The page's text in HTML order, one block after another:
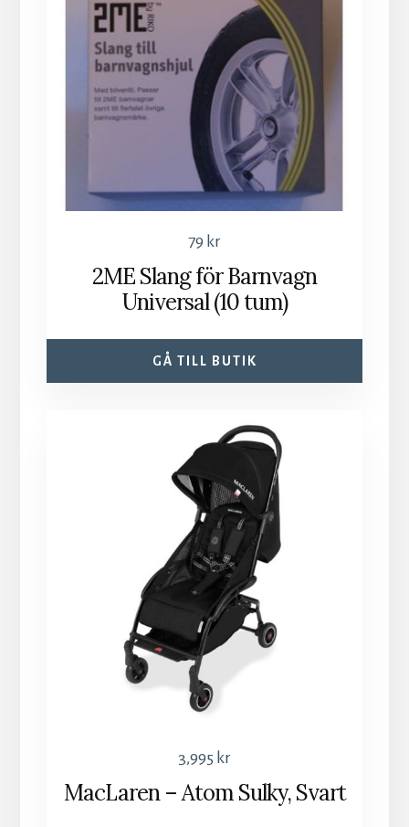
79 kr
2ME Slang för Barnvagn
Universal (10 tum)
GÅ TILL BUTIK
3,995 kr
MacLaren – Atom Sulky, Svart